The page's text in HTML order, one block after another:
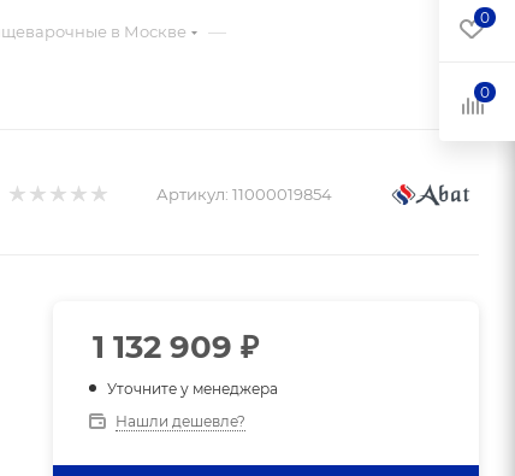
в Москве —
Артикул: 11000019854
1 132 909 ₽
Уточните у менеджера
Нашли дешевле?
0
0